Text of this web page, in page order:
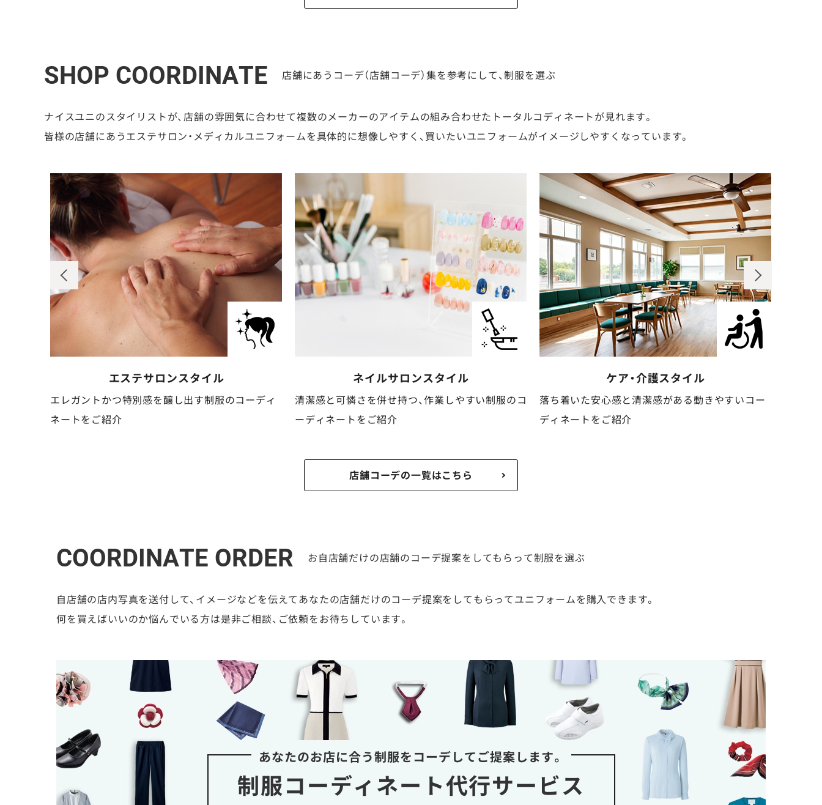
SHOP COORDINATE 店舗にあうコーデ（店舗コーデ）集を参考にして、制服を選ぶ
ナイスユニのスタイリストが、店舗の雰囲気に合わせて複数のメーカーのアイテムの組み合わせたトータルコディネートが見れます。
皆様の店舗にあうエステサロン・メディカルユニフォームを具体的に想像しやすく、買いたいユニフォームがイメージしやすくなっています。
ネイルサロンスタイル
清潔感と可憐さを併せ持つ、作業しやすい制服のコ
ーディネートをご紹介
ケア・介護スタイル
落ち着いた安心感と清潔感がある動きやすいコー
ディネートをご紹介
歯科クリニックスタイル
清潔感と信頼感のある、安心感を与えるコーディネ
ートをご紹介
店舗コーデの一覧はこちら
COORDINATE ORDER お自店舗だけの店舗のコーデ提案をしてもらって制服を選ぶ
自店舗の店内写真を送付して、イメージなどを伝えてあなたの店舗だけのコーデ提案をしてもらってユニフォームを購入できます。
何を買えばいいのか悩んでいる方は是非ご相談、ご依頼をお待ちしています。
あなたのお店に合う制服をコーデしてご提案します。
制服コーディネート代行サービス